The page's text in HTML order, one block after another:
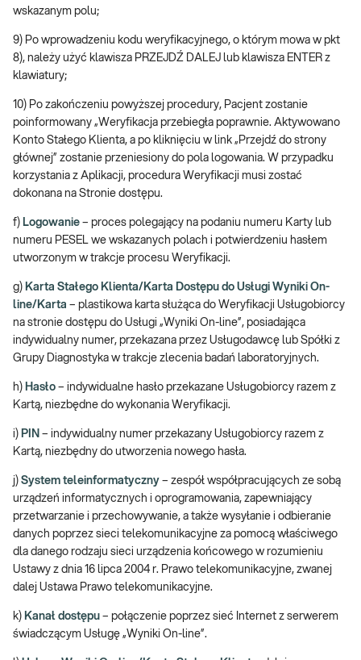
wskazanym polu;
9) Po wprowadzeniu kodu weryfikacyjnego, o którym mowa w pkt
8), należy użyć klawisza PRZEJDŹ DALEJ lub klawisza ENTER z
klawiatury;
10) Po zakończeniu powyższej procedury, Pacjent zostanie
poinformowany „Weryfikacja przebiegła poprawnie. Aktywowano
Konto Stałego Klienta, a po kliknięciu w link „Przejdź do strony
głównej” zostanie przeniesiony do pola logowania. W przypadku
korzystania z Aplikacji, procedura Weryfikacji musi zostać
dokonana na Stronie dostępu.
f) Logowanie – proces polegający na podaniu numeru Karty lub
numeru PESEL we wskazanych polach i potwierdzeniu hasłem
utworzonym w trakcje procesu Weryfikacji.
g) Karta Stałego Klienta/Karta Dostępu do Usługi Wyniki On-
line/Karta – plastikowa karta służąca do Weryfikacji Usługobiorcy
na stronie dostępu do Usługi „Wyniki On-line”, posiadająca
indywidualny numer, przekazana przez Usługodawcę lub Spółki z
Grupy Diagnostyka w trakcje zlecenia badań laboratoryjnych.
h) Hasło – indywidualne hasło przekazane Usługobiorcy razem z
Kartą, niezbędne do wykonania Weryfikacji.
i) PIN – indywidualny numer przekazany Usługobiorcy razem z
Kartą, niezbędny do utworzenia nowego hasła.
j) System teleinformatyczny – zespół współpracujących ze sobą
urządzeń informatycznych i oprogramowania, zapewniający
przetwarzanie i przechowywanie, a także wysyłanie i odbieranie
danych poprzez sieci telekomunikacyjne za pomocą właściwego
dla danego rodzaju sieci urządzenia końcowego w rozumieniu
Ustawy z dnia 16 lipca 2004 r. Prawo telekomunikacyjne, zwanej
dalej Ustawa Prawo telekomunikacyjne.
k) Kanał dostępu – połączenie poprzez sieć Internet z serwerem
świadczącym Usługę „Wyniki On-line”.